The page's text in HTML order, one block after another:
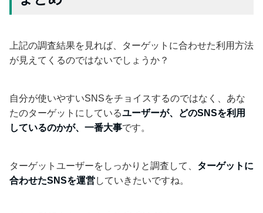
上記の調査結果を見れば、ターゲットに合わせた利用方法
が見えてくるのではないでしょうか？
自分が使いやすいSNSをチョイスするのではなく、あな
たのターゲットにしているユーザーが、どのSNSを利用
しているのかが、一番大事です。
ターゲットユーザーをしっかりと調査して、 ターゲットに
合わせたSNSを運営していきたいですね。